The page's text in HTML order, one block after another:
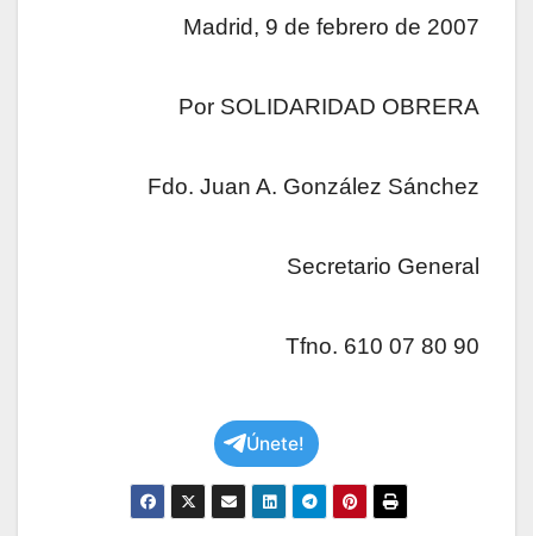
Madrid, 9 de febrero de 2007
Por SOLIDARIDAD OBRERA
Fdo. Juan A. González Sánchez
Secretario General
Tfno. 610 07 80 90
Únete!